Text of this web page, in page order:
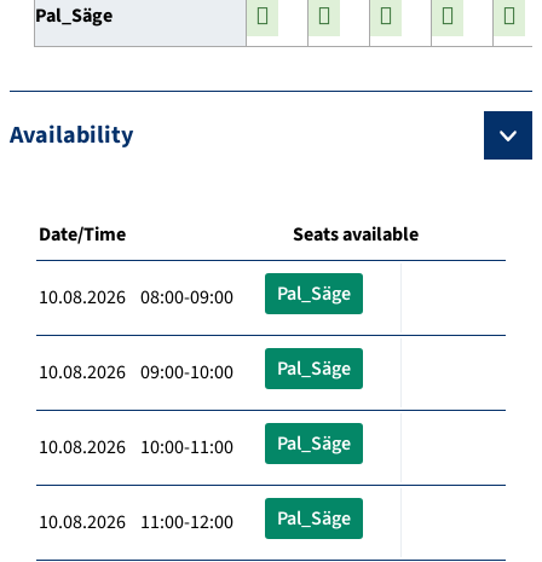
Pal_Säge
Availability
Date/Time Seats available
10.08.2026 08:00-09:00 Pal_Säge
10.08.2026 09:00-10:00 Pal_Säge
10.08.2026 10:00-11:00 Pal_Säge
10.08.2026 11:00-12:00 Pal_Säge